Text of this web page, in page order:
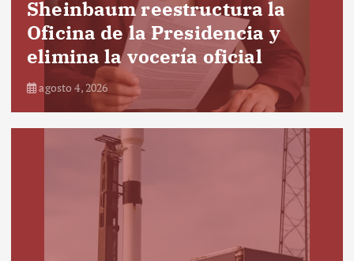
Sheinbaum reestructura la
Oficina de la Presidencia y
elimina la vocería oficial
agosto 4, 2026